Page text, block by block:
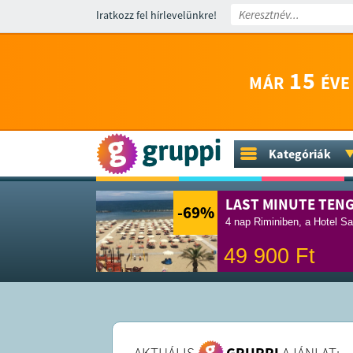
Iratkozz fel hírlevelünkre!
MÁR 15
Kategóriák
-69% LAST MINUTE
4 nap Riminiben, a Hotel
49 900 Ft